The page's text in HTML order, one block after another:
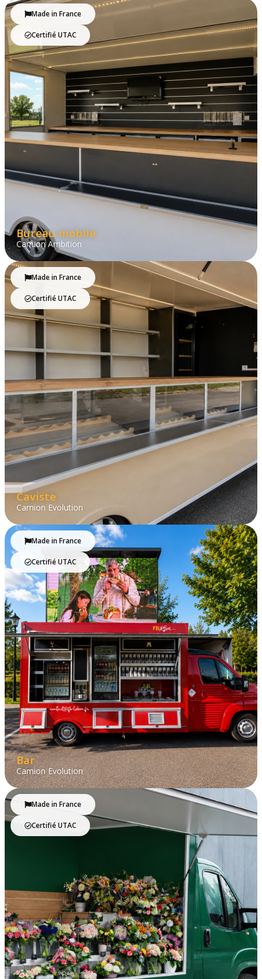
Made in France
Certifié UTAC
Bureau mobile
Camion Ambition
Made in France
Certifié UTAC
Caviste
Camion Evolution
Made in France
Certifié UTAC
Bar
Camion Evolution
Made in France
Certifié UTAC